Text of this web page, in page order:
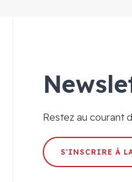
Restez au courant
S'INSCRIRE À